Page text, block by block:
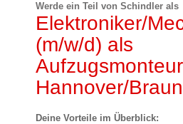
Werde ein Teil von Schindler als
Elektroniker/
(m/w/d) als
Hannover/
Deine Vorteile im Überblick: